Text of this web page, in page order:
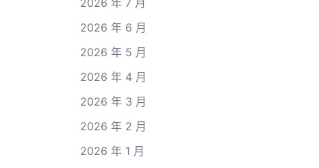
2026 年 7 月
2026 年 6 月
2026 年 5 月
2026 年 4 月
2026 年 3 月
2026 年 2 月
2026 年 1 月